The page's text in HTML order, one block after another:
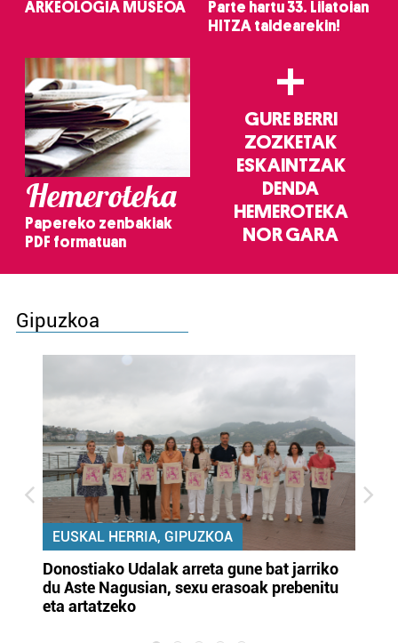
ARKEOLOGIA MUSEOA
Parte hartu 33. Lilatoian
HITZA taldearekin!
Hemeroteka
Papereko zenbakiak
PDF formatuan
+
GURE BERRI
ZOZKETAK
ESKAINTZAK
DENDA
HEMEROTEKA
NOR GARA
Gipuzkoa
EUSKAL HERRIA, GIPUZKOA
Donostiako Udalak arreta gune bat jarriko
du Aste Nagusian, sexu erasoak prebenitu
eta artatzeko